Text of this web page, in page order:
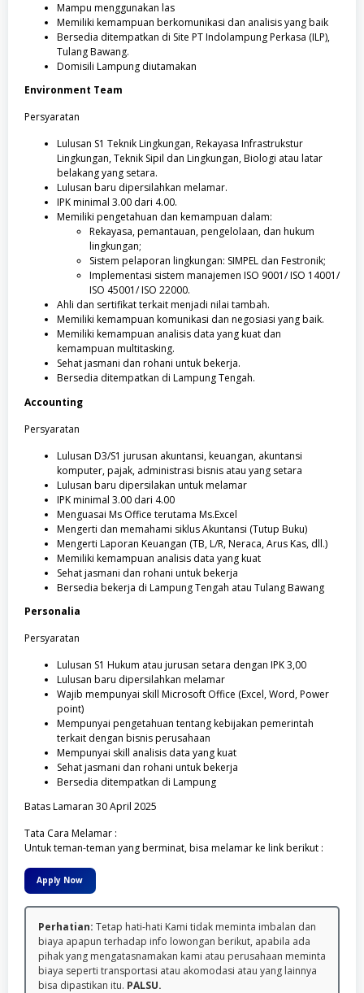
Mampu menggunakan las
Memiliki kemampuan berkomunikasi dan analisis yang baik
Bersedia ditempatkan di Site PT Indolampung Perkasa (ILP),
Tulang Bawang.
Domisili Lampung diutamakan
Environment Team
Persyaratan
Lulusan S1 Teknik Lingkungan, Rekayasa Infrastrukstur
Lingkungan, Teknik Sipil dan Lingkungan, Biologi atau latar
belakang yang setara.
Lulusan baru dipersilahkan melamar.
IPK minimal 3.00 dari 4.00.
Memiliki pengetahuan dan kemampuan dalam:
Rekayasa, pemantauan, pengelolaan, dan hukum
lingkungan;
Sistem pelaporan lingkungan: SIMPEL dan Festronik;
Implementasi sistem manajemen ISO 9001/ ISO 14001/
ISO 45001/ ISO 22000.
Ahli dan sertifikat terkait menjadi nilai tambah.
Memiliki kemampuan komunikasi dan negosiasi yang baik.
Memiliki kemampuan analisis data yang kuat dan
kemampuan multitasking.
Sehat jasmani dan rohani untuk bekerja.
Bersedia ditempatkan di Lampung Tengah.
Accounting
Persyaratan
Lulusan D3/S1 jurusan akuntansi, keuangan, akuntansi
komputer, pajak, administrasi bisnis atau yang setara
Lulusan baru dipersilakan untuk melamar
IPK minimal 3.00 dari 4.00
Menguasai Ms Office terutama Ms.Excel
Mengerti dan memahami siklus Akuntansi (Tutup Buku)
Mengerti Laporan Keuangan (TB, L/R, Neraca, Arus Kas, dll.)
Memiliki kemampuan analisis data yang kuat
Sehat jasmani dan rohani untuk bekerja
Bersedia bekerja di Lampung Tengah atau Tulang Bawang
Personalia
Persyaratan
Lulusan S1 Hukum atau jurusan setara dengan IPK 3,00
Lulusan baru dipersilahkan melamar
Wajib mempunyai skill Microsoft Office (Excel, Word, Power
point)
Mempunyai pengetahuan tentang kebijakan pemerintah
terkait dengan bisnis perusahaan
Mempunyai skill analisis data yang kuat
Sehat jasmani dan rohani untuk bekerja
Bersedia ditempatkan di Lampung
Batas Lamaran 30 April 2025
Tata Cara Melamar :
Untuk teman-teman yang berminat, bisa melamar ke link berikut :
Apply Now
Perhatian: Tetap hati-hati Kami tidak meminta imbalan dan
biaya apapun terhadap info lowongan berikut, apabila ada
pihak yang mengatasnamakan kami atau perusahaan meminta
biaya seperti transportasi atau akomodasi atau yang lainnya
bisa dipastikan itu. PALSU.